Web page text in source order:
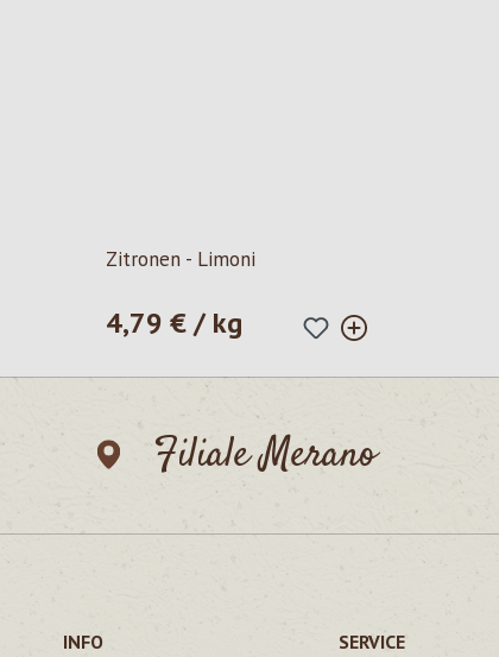
Zitronen - Limoni
Prezzo normale:
4,79 € / kg
Filiale Merano
INFO SERVICE